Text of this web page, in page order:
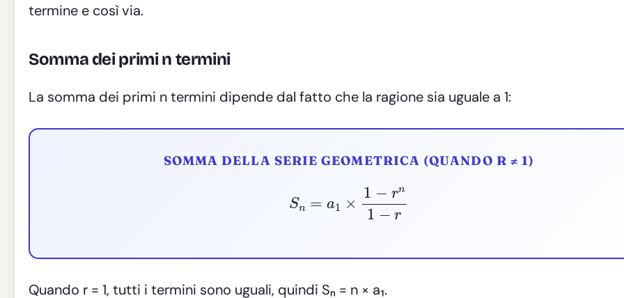
termine e così via.
Somma dei primi n termini
La somma dei primi n termini dipende dal fatto che la ragione sia uguale a 1:
SOMMA DELLA SERIE GEOMETRICA (QUANDO R ≠ 1)
r −r
Quando r = 1, tutti i termini sono uguali, quindi Sₙ = n × a₁.